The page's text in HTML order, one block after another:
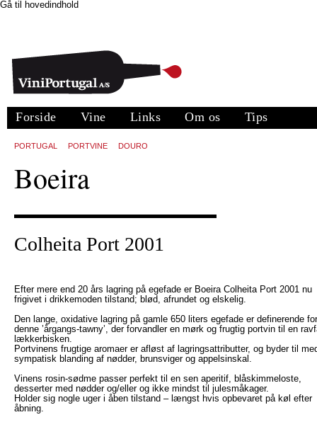
Gå til hovedindhold
Forside Vine Links Om os Tips
PORTUGAL PORTVINE DOURO
Boeira
Colheita Port 2001
Efter mere end 20 års lagring på egefade er Boeira Colheita Port 2001 nu
frigivet i drikkemoden tilstand; blød, afrundet og elskelig.
Den lange, oxidative lagring på gamle 650 liters egefade er definerende for
denne ’årgangs-tawny’, der forvandler en mørk og frugtig portvin til en
lækkerbisken.
Portvinens frugtige aromaer er afløst af lagringsattributter, og byder til
sympatisk blanding af nødder, brunsviger og appelsinskal.
Vinens rosin-sødme passer perfekt til en sen aperitif, blåskimmeloste,
desserter med nødder og/eller og ikke mindst til julesmåkager.
Holder sig nogle uger i åben tilstand – længst hvis opbevaret på køl efter
åbning.